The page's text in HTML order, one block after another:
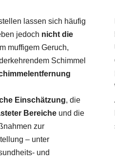
lassen sich häufig
jedoch nicht die
muffigem Geruch,
Schimmel
Einschätzung, die
Bereicheund die
zur
– unter
und